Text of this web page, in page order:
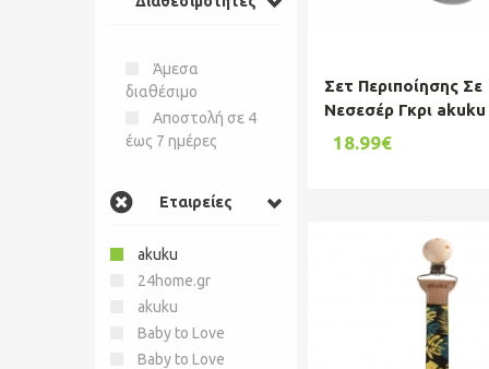
Άμεσα
διαθέσιμο
Αποστολή σε 4
έως 7 ημέρες
Εταιρείες
akuku
24home.gr
akuku
Baby to Love
Baby to Love
Σετ Περιποίησης Σε
Νεσεσέρ Γκρι
18.99€